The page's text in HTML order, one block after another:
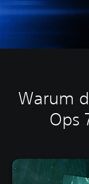
Warum
Ops